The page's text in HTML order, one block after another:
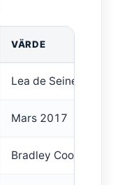
VÄRDE
Lea de Seine
Mars 2017
Bradley Cooper